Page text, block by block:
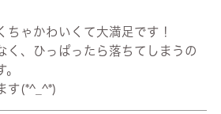
ちゃかわいくて大満足です！
く、ひっぱったら落ちてしまうの
す(*^_^*)